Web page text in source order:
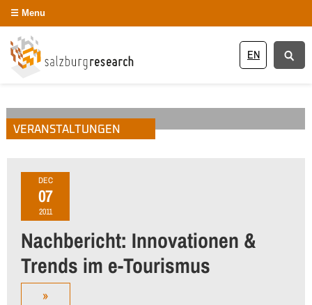
EN
Menu
VERANSTALTUNGEN
DEC
07
2011
Nachbericht: Innovationen &
Trends im e-Tourismus
»